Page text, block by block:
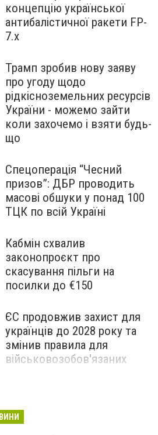
концепцію української
антибалістичної ракети FP-
7.x
Трамп зробив нову заяву
про угоду щодо
рідкісноземельних ресурсів
України - можемо зайти
коли захочемо і взяти будь-
що
Спецоперація “Чесний
призов”: ДБР проводить
масові обшуки у понад 100
ТЦК по всій Україні
Кабмін схвалив
законопроєкт про
скасування пільги на
посилки до €150
ЄС продовжив захист для
українців до 2028 року та
змінив правила для
військовозобов'язаних
ракету до кордону з